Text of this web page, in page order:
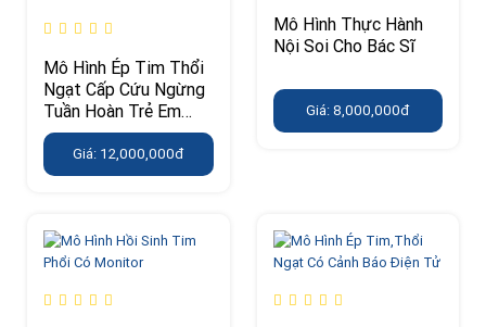
Mô Hình Ép Tim Thổi
Ngạt Cấp Cứu Ngừng
Tuần Hoàn Trẻ Em
CPR MONITOR
Giá: 12,000,000đ
Mô Hình Thực Hành
Nội Soi Cho Bác Sĩ
Giá: 8,000,000đ